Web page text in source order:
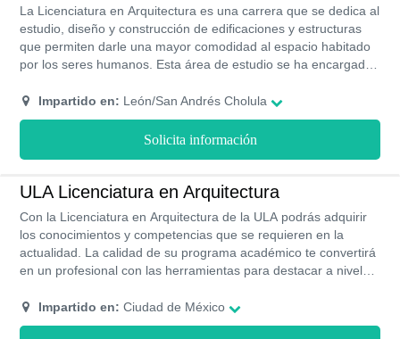
La Licenciatura en Arquitectura es una carrera que se dedica al
estudio, diseño y construcción de edificaciones y estructuras
que permiten darle una mayor comodidad al espacio habitado
por los seres humanos. Esta área de estudio se ha encargado
la Universidad Iberoamericana desarrollarás diferentes
habilidades para que seas capaz de trabajar en el desarrollo de
una sociedad ética y moderna. Esta carrera en el IBERO tiene
una duración de 10 semestres y se imparte bajo la modalidad
Impartido en: León/San Andrés Cholula
Solicita información
ULA Licenciatura en Arquitectura
Con la Licenciatura en Arquitectura de la ULA podrás adquirir
los conocimientos y competencias que se requieren en la
actualidad. La calidad de su programa académico te convertirá
en un profesional con las herramientas para destacar a nivel
ideas. Esta institución pone a tu disposición cada uno de los
saberes más solicitados hoy en día. Sus estrategias de
Impartido en: Ciudad de México